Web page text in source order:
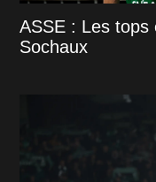
ASSE : Les tops
Sochaux